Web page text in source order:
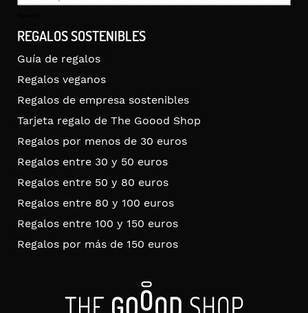
REGALOS SOSTENIBLES
Guía de regalos
Regalos veganos
Regalos de empresa sostenibles
Tarjeta regalo de The Goood Shop
Regalos por menos de 30 euros
Regalos entre 30 y 50 euros
Regalos entre 50 y 80 euros
Regalos entre 80 y 100 euros
Regalos entre 100 y 150 euros
Regalos por más de 150 euros